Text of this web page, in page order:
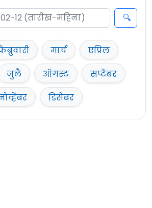
मार्च
एप्रिल
जुलै ऑगस्ट
सप्टेंबर
डिसेंबर